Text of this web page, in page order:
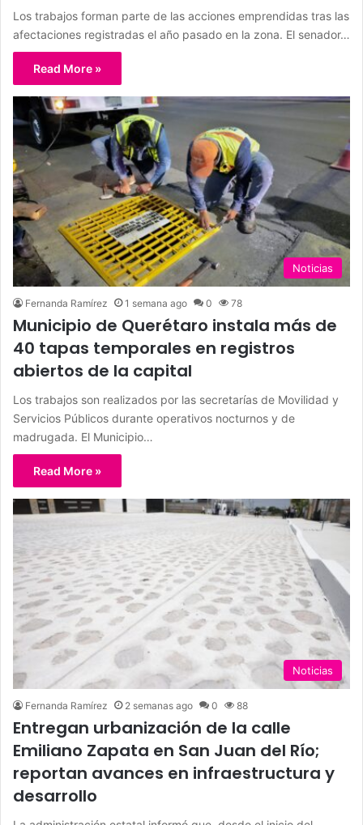
Los trabajos forman parte de las acciones emprendidas tras las
afectaciones registradas el año pasado en la zona. El senador…
Read More »
Noticias
Fernanda Ramírez 1 semana ago 0 78
Municipio de Querétaro instala más de
40 tapas temporales en registros
abiertos de la capital
Los trabajos son realizados por las secretarías de Movilidad y
Servicios Públicos durante operativos nocturnos y de
madrugada. El Municipio…
Read More »
Noticias
Fernanda Ramírez 2 semanas ago 0 88
Entregan urbanización de la calle
Emiliano Zapata en San Juan del Río;
reportan avances en infraestructura y
desarrollo